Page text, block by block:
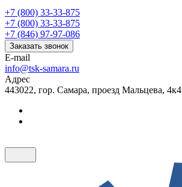
+7 (800) 33-33-875
+7 (800) 33-33-875
+7 (846) 97-97-086
Заказать звонок
E-mail
info@tsk-samara.ru
Адрес
443022, гор. Самара, проезд Мальцева, 4к4